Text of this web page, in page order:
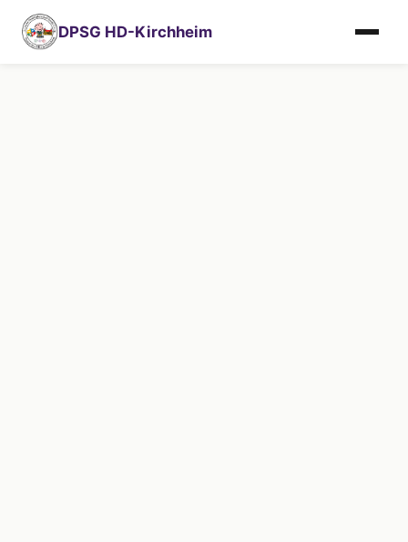
DPSG HD-Kirchheim